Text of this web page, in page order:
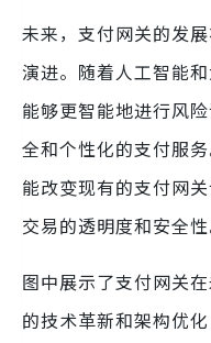
未来，支付网关的发
演进。随着人工智能
能够更智能地进行风
全和个性化的支付服
能改变现有的支付网
交易的透明度和安全性
图中展示了支付网关
的技术革新和架构优